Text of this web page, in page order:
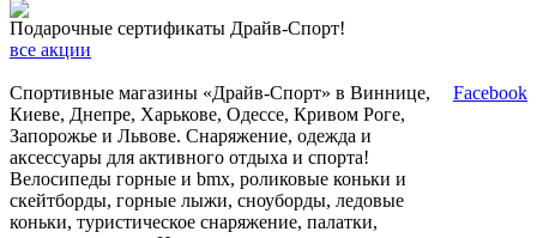
Подарочные сертификаты Драйв-Спорт!
все акции
Спортивные магазины «Драйв-Спорт» в Виннице,
Киеве, Днепре, Харькове, Одессе, Кривом Роге,
Запорожье и Львове. Снаряжение, одежда и
аксессуары для активного отдыха и спорта!
Велосипеды горные и bmx, роликовые коньки и
скейтборды, горные лыжи, сноуборды, ледовые
коньки, туристическое снаряжение, палатки,
Facebook